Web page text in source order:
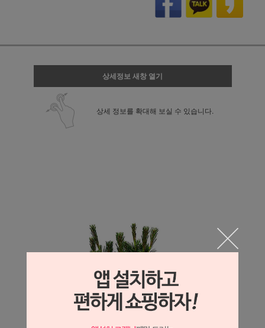
상세정보 새창 열기
상세 정보를 확대해 보실 수 있습니다.